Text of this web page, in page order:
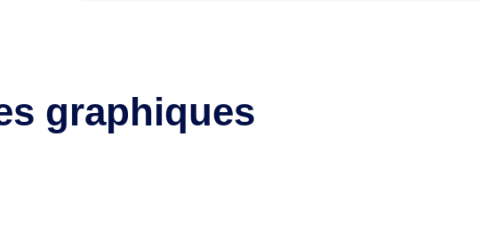
graphiques